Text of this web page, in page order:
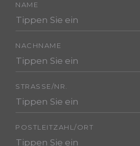
NAME
NACHNAME
STRASSE/NR.
POSTLEITZAHL/ORT